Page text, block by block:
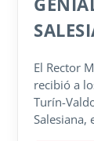
El Rector
recibió a
Turín-
Salesiana,